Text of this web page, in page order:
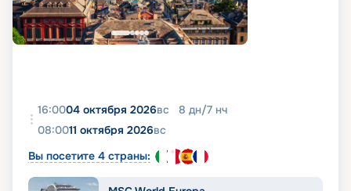
16:0004 октября 2026вс 8 дн/7 нч
08:0011 октября 2026вс
Вы посетите 4 страны: